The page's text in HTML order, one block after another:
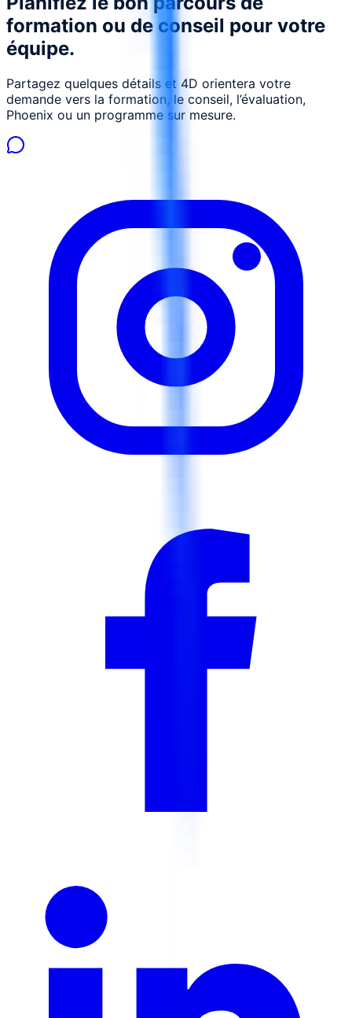
formation ou de conseil pour votre
équipe.
Partagez quelques détails et 4D orientera votre
demande vers la formation, le conseil, l’évaluation,
Phoenix ou un programme sur mesure.